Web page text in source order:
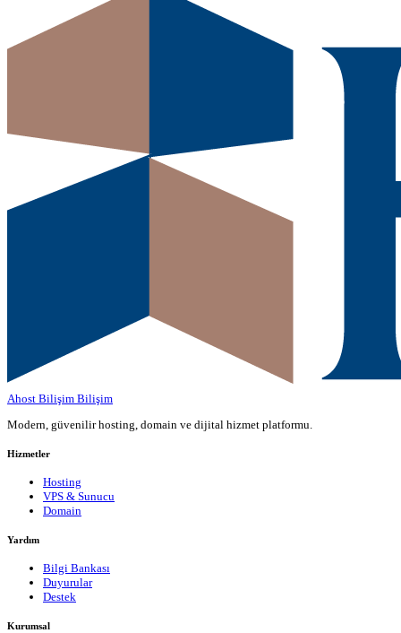
Ahost Bilişim Bilişim
Modern, güvenilir hosting, domain ve dijital hizmet platformu.
Hizmetler
Hosting
VPS & Sunucu
Domain
Yardım
Bilgi Bankası
Duyurular
Destek
Kurumsal